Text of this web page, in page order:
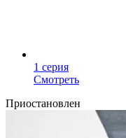
1 серия
Смотреть
Приостановлен